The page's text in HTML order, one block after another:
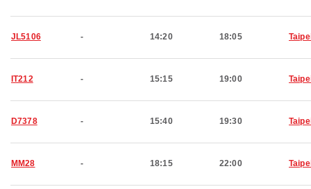
JL5106 - 14:20 18:05
IT212 - 15:15 19:00
D7378 - 15:40 19:30
MM28 - 18:15 22:00